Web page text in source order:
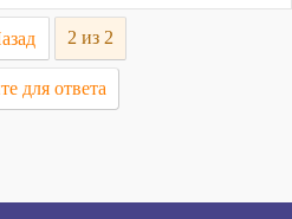
2 из 2
для ответа